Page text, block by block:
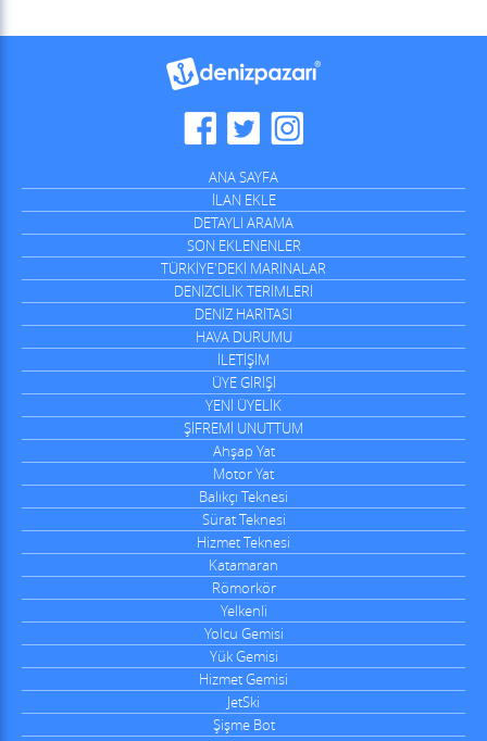
ANA SAYFA
İLAN EKLE
DETAYLI ARAMA
SON EKLENENLER
TÜRKİYE'DEKİ MARİNALAR
DENİZCİLİK TERİMLERİ
DENİZ HARİTASI
HAVA DURUMU
İLETİŞİM
ÜYE GİRİŞİ
YENİ ÜYELİK
ŞİFREMİ UNUTTUM
Ahşap Yat
Motor Yat
Balıkçı Teknesi
Sürat Teknesi
Hizmet Teknesi
Katamaran
Römorkör
Yelkenli
Yolcu Gemisi
Yük Gemisi
Hizmet Gemisi
JetSki
Şişme Bot